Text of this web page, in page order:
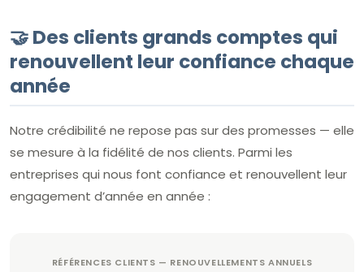
🤝 Des clients grands comptes qui
renouvellent leur confiance chaque
année
Notre crédibilité ne repose pas sur des promesses — elle
se mesure à la fidélité de nos clients. Parmi les
entreprises qui nous font confiance et renouvellent leur
engagement d’année en année :
RÉFÉRENCES CLIENTS — RENOUVELLEMENTS ANNUELS